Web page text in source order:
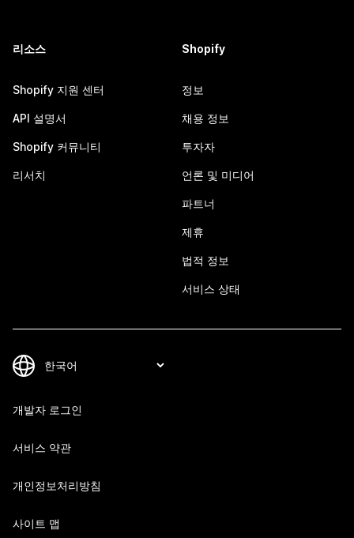
리소스
Shopify 지원 센터
API 설명서
Shopify 커뮤니티
리서치
Shopify
정보
채용 정보
투자자
언론 및 미디어
파트너
제휴
법적 정보
서비스 상태
개발자 로그인
서비스 약관
개인정보처리방침
사이트 맵